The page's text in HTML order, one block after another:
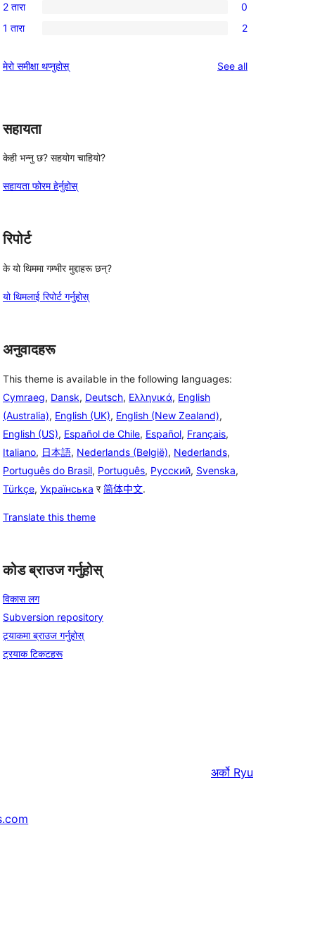
समीक्षाहरू
तारा
समीक्षाहरू
3-
तारा
0
2-
समीक्षाहरू
2 तारा 0
2
तारा
1 तारा 2
मेरो समीक्षा थप्नुहोस् See allreviews
सहायता
केही भन्नु छ? सहयोग चाहियो?
सहायता फोरम हेर्नुहोस्
रिपोर्ट
के यो थिममा गम्भीर मुद्दाहरू छन्?
यो थिमलाई रिपोर्ट गर्नुहोस्
अनुवादहरू
This theme is available in the following languages:
Cymraeg, Dansk, Deutsch, Ελληνικά, English
(Australia), English (UK), English (New Zealand),
English (US), Español de Chile, Español, Français,
Italiano, 日本語, Nederlands (België), Nederlands,
Português do Brasil, Português, Русский, Svenska,
Türkçe, Українська र简体中文.
Translate this theme
कोड ब्राउज गर्नुहोस्
विकास लग
Subversion repository
ट्र्याकमा ब्राउज गर्नुहोस्
ट्रयाक टिकटहरू
अर्को Ryu